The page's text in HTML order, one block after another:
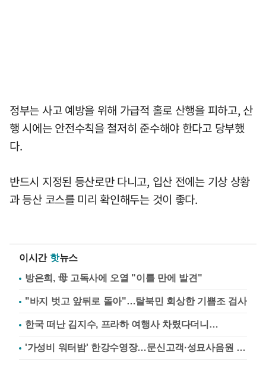
정부는 사고 예방을 위해 가급적 홀로 산행을 피하고, 산
행 시에는 안전수칙을 철저히 준수해야 한다고 당부했
다.
반드시 지정된 등산로만 다니고, 입산 전에는 기상 상황
과 등산 코스를 미리 확인해두는 것이 좋다.
이시간 핫뉴스
방은희, 母 고독사에 오열 "이틀 만에 발견"
"바지 벗고 앞뒤로 돌아"…탈북민 회상한 기쁨조 검사
한국 떠난 김지수, 프라하 여행사 차렸다더니…
'가성비 워터밤' 한강수영장…문신고객·성묘사음원 민원